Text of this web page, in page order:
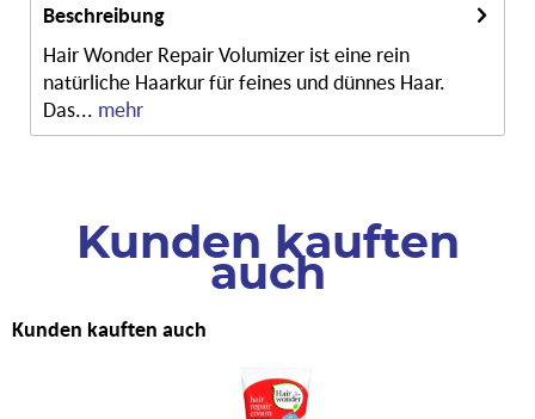
Beschreibung
Hair Wonder Repair Volumizer ist eine rein
natürliche Haarkur für feines und dünnes Haar.
Das... mehr
Kunden kauften
auch
Kunden kauften auch